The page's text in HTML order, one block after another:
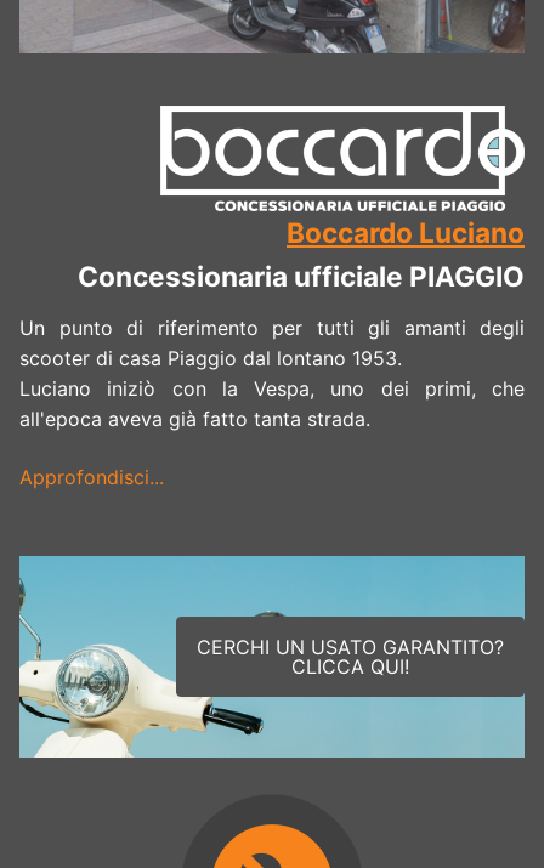
Boccardo Luciano
Concessionaria ufficiale PIAGGIO
Un punto di riferimento per tutti gli amanti degli
scooter di casa Piaggio dal lontano 1953.
Luciano iniziò con la Vespa, uno dei primi, che
all'epoca aveva già fatto tanta strada.
Approfondisci...
CERCHI UN USATO GARANTITO?
CLICCA QUI!